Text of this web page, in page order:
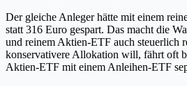
Der gleiche Anleger hätte mit einem
statt 316 Euro gespart. Das macht die
und reinem Aktien-ETF auch steuerlich
konservativere Allokation will, fährt oft
Aktien-ETF mit einem Anleihen-ETF